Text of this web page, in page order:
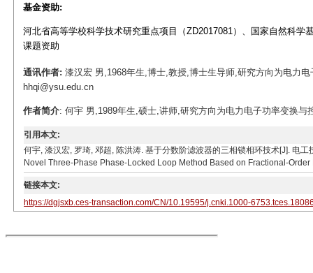
基金资助:
河北省高等学校科学技术研究重点项目（ZD2017081）、国家自然科学
课题资助
通讯作者: 漆汉宏 男,1968年生,博士,教授,博士生导师,研究方向为电力
hhqi@ysu.edu.cn
作者简介: 何宇 男,1989年生,硕士,讲师,研究方向为电力电子功率变换
引用本文:
何宇, 漆汉宏, 罗琦, 邓超, 陈洪涛. 基于分数阶滤波器的三相锁相环技术[J]. 电
Novel Three-Phase Phase-Locked Loop Method Based on Fractional-
链接本文:
https://dgjsxb.ces-transaction.com/CN/10.19595/j.cnki.1000-